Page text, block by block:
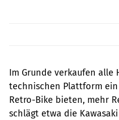
Im Grunde verkaufen alle
technischen Plattform
Retro-Bike bieten, mehr
schlägt etwa die Kawasaki